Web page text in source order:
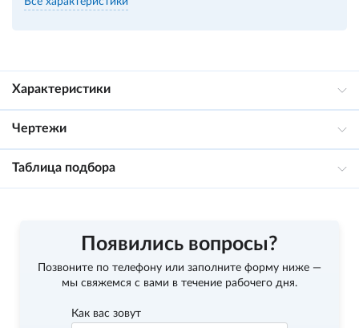
Характеристики
Чертежи
Таблица подбора
Появились вопросы?
Позвоните по телефону или заполните форму ниже —
мы свяжемся с вами в течение рабочего дня.
Как вас зовут